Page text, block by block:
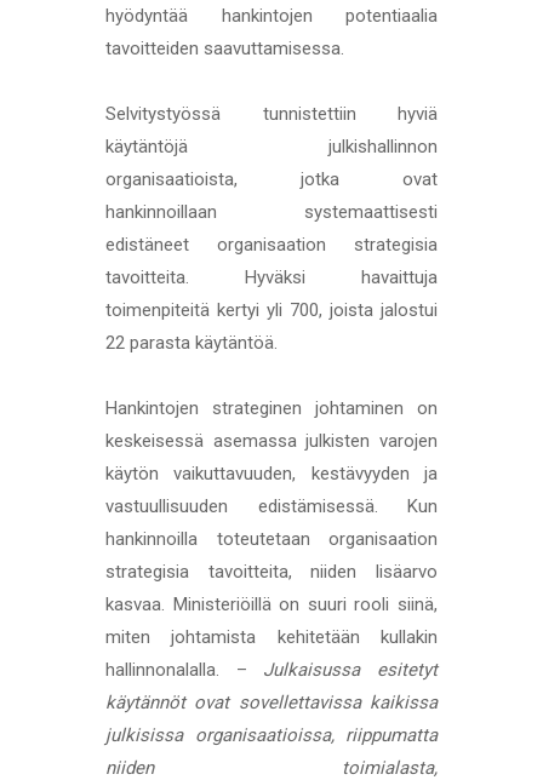
hyödyntää hankintojen potentiaalia
tavoitteiden saavuttamisessa.
Selvitystyössä tunnistettiin hyviä
käytäntöjä julkishallinnon
organisaatioista, jotka ovat
hankinnoillaan systemaattisesti
edistäneet organisaation strategisia
tavoitteita. Hyväksi havaittuja
toimenpiteitä kertyi yli 700, joista jalostui
22 parasta käytäntöä.
Hankintojen strateginen johtaminen on
keskeisessä asemassa julkisten varojen
käytön vaikuttavuuden, kestävyyden ja
vastuullisuuden edistämisessä. Kun
hankinnoilla toteutetaan organisaation
strategisia tavoitteita, niiden lisäarvo
kasvaa. Ministeriöillä on suuri rooli siinä,
miten johtamista kehitetään kullakin
hallinnonalalla. – Julkaisussa esitetyt
käytännöt ovat sovellettavissa kaikissa
julkisissa organisaatioissa, riippumatta
niiden toimialasta,